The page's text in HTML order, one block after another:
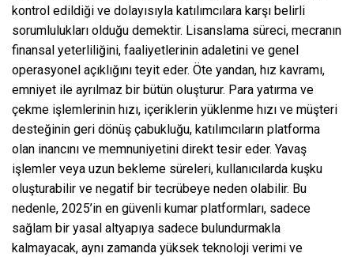
kontrol edildiği ve dolayısıyla katılımcılara karşı belirli
sorumlulukları olduğu demektir. Lisanslama süreci, mecranın
finansal yeterliliğini, faaliyetlerinin adaletini ve genel
operasyonel açıklığını teyit eder. Öte yandan, hız kavramı,
emniyet ile ayrılmaz bir bütün oluşturur. Para yatırma ve
çekme işlemlerinin hızı, içeriklerin yüklenme hızı ve müşteri
desteğinin geri dönüş çabukluğu, katılımcıların platforma
olan inancını ve memnuniyetini direkt tesir eder. Yavaş
işlemler veya uzun bekleme süreleri, kullanıcılarda kuşku
oluşturabilir ve negatif bir tecrübeye neden olabilir. Bu
nedenle, 2025’in en güvenli kumar platformları, sadece
sağlam bir yasal altyapıya sadece bulundurmakla
kalmayacak, aynı zamanda yüksek teknoloji verimi ve